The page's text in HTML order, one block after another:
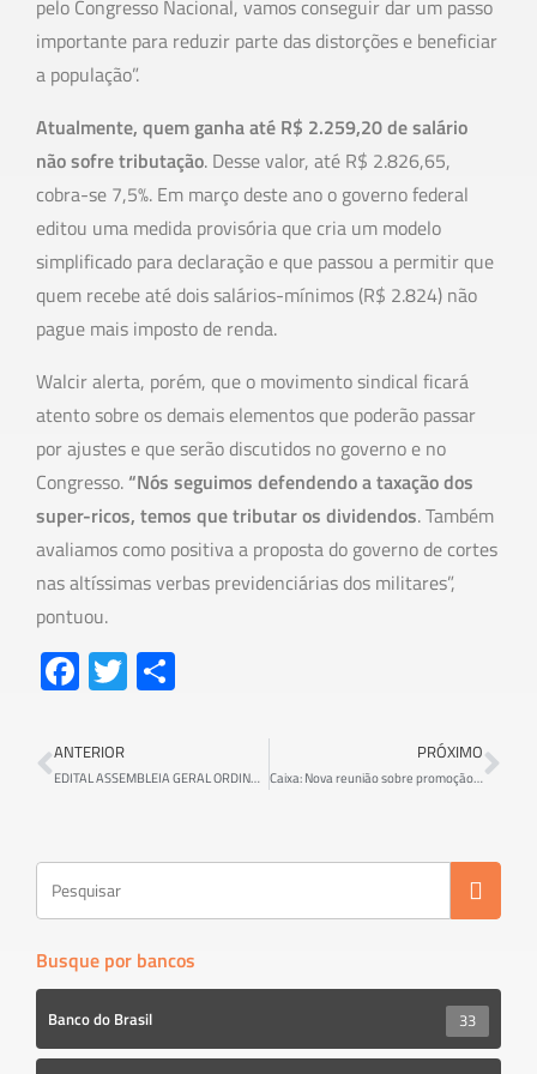
pelo Congresso Nacional, vamos conseguir dar um passo
importante para reduzir parte das distorções e beneficiar
a população”.
Atualmente, quem ganha até R$ 2.259,20 de salário
não sofre tributação. Desse valor, até R$ 2.826,65,
cobra-se 7,5%. Em março deste ano o governo federal
editou uma medida provisória que cria um modelo
simplificado para declaração e que passou a permitir que
quem recebe até dois salários-mínimos (R$ 2.824) não
pague mais imposto de renda.
Walcir alerta, porém, que o movimento sindical ficará
atento sobre os demais elementos que poderão passar
por ajustes e que serão discutidos no governo e no
Congresso. “Nós seguimos defendendo a taxação dos
super-ricos, temos que tributar os dividendos. Também
avaliamos como positiva a proposta do governo de cortes
nas altíssimas verbas previdenciárias dos militares”,
pontuou.
Fa
ce
b
o
T
wi
er e
ANTERIOR
EDITAL ASSEMBLEIA GERAL ORDINÁRIA ORÇAMENTÁRIA
PRÓXIMO
Caixa: Nova reunião sobre promoção por mérito será nesta segunda-feira
Busque por bancos
Banco do Brasil 33